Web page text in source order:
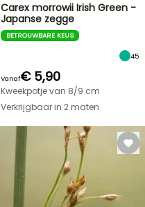
Carex morrowii Irish Green -
Japanse zegge
BETROUWBARE KEUS
45
Vanaf€ 5,90
Kweekpotje van 8/9 cm
Verkrijgbaar in 2 maten